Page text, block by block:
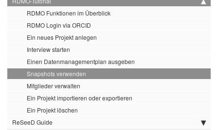
RDMO Funktionen im Überblick
RDMO Login via ORCID
Ein neues Projekt anlegen
Interview starten
Einen Datenmanagementplan ausgeben
Snapshots verwenden
Mitglieder verwalten
Ein Projekt importieren oder exportieren
Ein Projekt löschen
ReSeeD Guide